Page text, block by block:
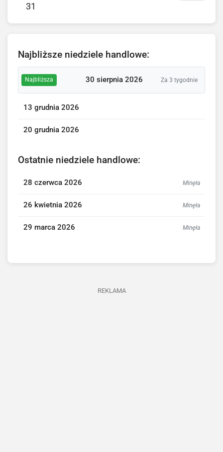
31
Najbliższe niedziele handlowe:
Najbliższa 30 sierpnia 2026 Za 3 tygodnie
13 grudnia 2026
20 grudnia 2026
Ostatnie niedziele handlowe:
28 czerwca 2026 Minęła
26 kwietnia 2026 Minęła
29 marca 2026 Minęła
REKLAMA